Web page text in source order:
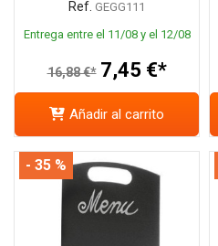
Ref. GEGG111
Entrega entre el 11/08 y el 12/08
16,88 €* 7,45 €*
Añadir al carrito
- 35 %